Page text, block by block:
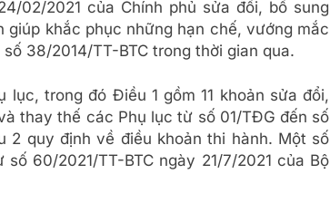
02/2021 của Chính phủ sửa đổi, bổ sung
khắc phục những hạn chế, vướng mắc
38/2014/TT-BTC trong thời gian qua.
trong đó Điều 1 gồm 11 khoản sửa đổi,
thay thế các Phụ lục từ số 01/TĐG đến số
2 quy định về điều khoản thi hành. Một số
60/2021/TT-BTC ngày 21/7/2021 của Bộ